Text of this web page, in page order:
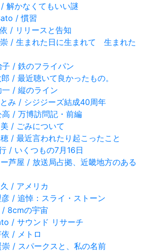
解かなくてもいい謎
Sato / 慣習
/ リリースと告知
/ 生まれた日に生まれて 生まれた
/ 鉄のフライパン
/ 最近聴いて良かったもの。
/ 縦のライン
み / シジジーズ結成40周年
/ 万博訪問記・前編
/ ごみについて
/ 最近言われたり起こったこと
/ いくつもの7月16日
芦屋 / 放送局占拠、近畿地方のある
/ アメリカ
/ 追悼：スライ・ストーン
8cmの宇宙
/ サウンド リサーチ
/ メトロ
/ スパークスと、私の名前